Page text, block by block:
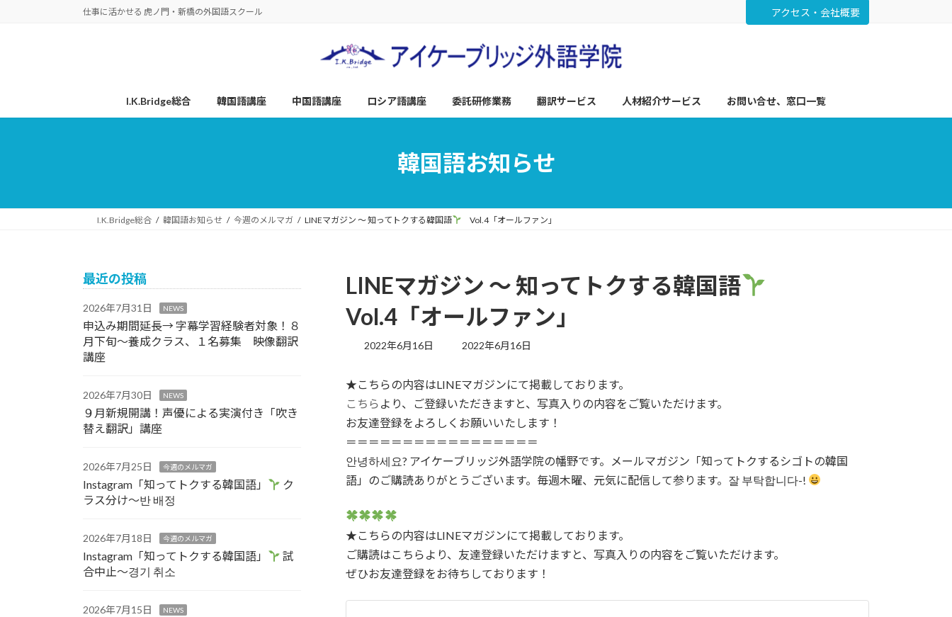
仕事に活かせる 虎ノ門・新橋の外国語スクール アクセス・会社概要
I.K.Bridge総合 韓国語講座 中国語講座 ロシア語講座 委託研修業務 翻訳サービス 人材紹介サービス お問い合せ、窓口一覧
韓国語お知らせ
I.K.Bridge総合 韓国語お知らせ 今週のメルマガ LINEマガジン ～ 知ってトクする韓国語 Vol.4「オールファン」
LINEマガジン ～ 知ってトクする韓国語
Vol.4「オールファン」
2022年6月16日
最
新
日
時
:
2022年6月16日
★こちらの内容はLINEマガジンにて掲載しております。
こちら より、ご登録いただきますと、写真入りの内容をご覧いただけます。
お友達登録をよろしくお願いいたします！
＝＝＝＝＝＝＝＝＝＝＝＝＝＝＝＝＝
안녕하세요? アイケーブリッジ外語学院の幡野です。メールマガジン「知ってトクするシゴトの韓国
語」のご購読ありがとうございます。毎週木曜、元気に配信して参ります。잘 부탁합니다-!
★こちらの内容はLINEマガジンにて掲載しております。
ご購読はこちらより、友達登録いただけますと、写真入りの内容をご覧いただけます。
ぜひお友達登録をお待ちしております！
最近の投稿
2026年7月31日 NEWS
申込み期間延長→ 字幕学習経験者対象！８
月下旬～養成クラス、１名募集 映像翻訳
講座
2026年7月30日 NEWS
９月新規開講！声優による実演付き「吹き
替え翻訳」講座
2026年7月25日 今週のメルマガ
Instagram「知ってトクする韓国語」
ク
ラス分け～반 배정
2026年7月18日 今週のメルマガ
Instagram「知ってトクする韓国語」
試
合中止～경기 취소
2026年7月15日 NEWS